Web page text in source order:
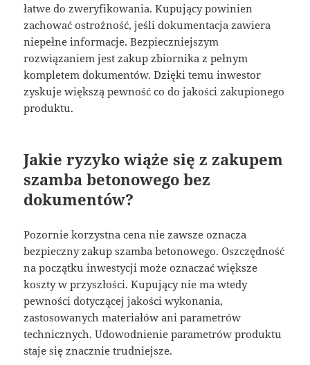
łatwe do zweryfikowania. Kupujący powinien
zachować ostrożność, jeśli dokumentacja zawiera
niepełne informacje. Bezpieczniejszym
rozwiązaniem jest zakup zbiornika z pełnym
kompletem dokumentów. Dzięki temu inwestor
zyskuje większą pewność co do jakości zakupionego
produktu.
Jakie ryzyko wiąże się z zakupem
szamba betonowego bez
dokumentów?
Pozornie korzystna cena nie zawsze oznacza
bezpieczny zakup szamba betonowego. Oszczędność
na początku inwestycji może oznaczać większe
koszty w przyszłości. Kupujący nie ma wtedy
pewności dotyczącej jakości wykonania,
zastosowanych materiałów ani parametrów
technicznych. Udowodnienie parametrów produktu
staje się znacznie trudniejsze.